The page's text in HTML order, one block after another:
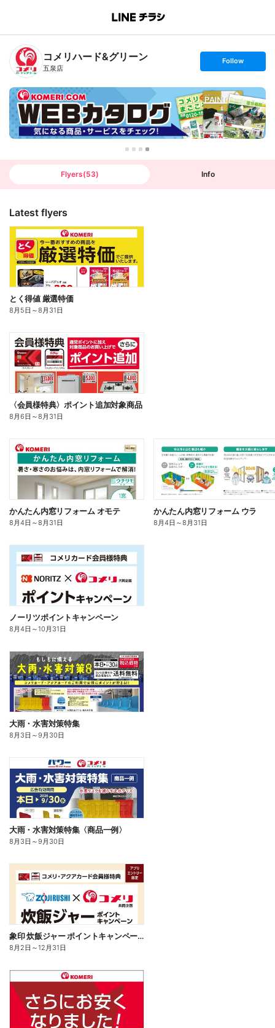
B
n
T
コメリハード&グリーン
五泉店
s
t
o
l
l
o
w
Follow
Flyers(53) Info
Latest flyers
とく得値 厳選特価
8月5日 ～8月31日
〈会員様特典〉ポイント追加対象商品
8月6日 ～8月31日
かんたん内窓リフォーム オモテ
8月4日 ～8月31日
かんたん内窓リフォーム ウラ
8月4日 ～8月31日
ノーリツポイントキャンペーン
8月4日 ～10月31日
大雨・水害対策特集
8月3日 ～9月30日
大雨・水害対策特集〈商品一例〉
8月3日 ～9月30日
象印 炊飯ジャー ポイントキャンペーン
8月2日 ～12月31日